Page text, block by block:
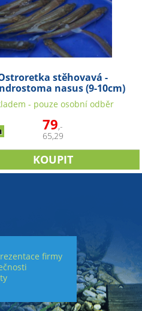
stěhovavá -
nasus (9-10cm)
- pouze osobní odběr
79,-
65,29
firmy